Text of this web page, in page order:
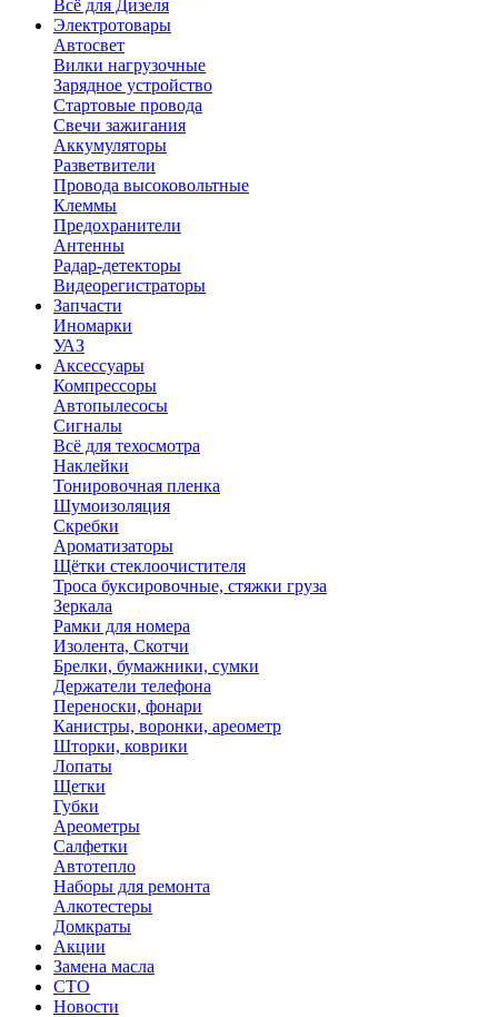
Всё для Дизеля
Электротовары
Автосвет
Вилки нагрузочные
Зарядное устройство
Стартовые провода
Свечи зажигания
Аккумуляторы
Разветвители
Провода высоковольтные
Клеммы
Предохранители
Антенны
Радар-детекторы
Видеорегистраторы
Запчасти
Иномарки
УАЗ
Аксесcуары
Компрессоры
Автопылесосы
Сигналы
Всё для техосмотра
Наклейки
Тонировочная пленка
Шумоизоляция
Скребки
Ароматизаторы
Щётки стеклоочистителя
Троса буксировочные, стяжки груза
Зеркала
Рамки для номера
Изолента, Скотчи
Брелки, бумажники, сумки
Держатели телефона
Переноски, фонари
Канистры, воронки, ареометр
Шторки, коврики
Лопаты
Щетки
Губки
Ареометры
Салфетки
Автотепло
Наборы для ремонта
Алкотестеры
Домкраты
Акции
Замена масла
СТО
Новости